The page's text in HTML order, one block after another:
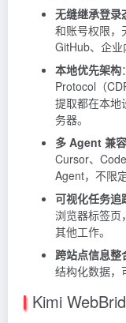
无缝继承登录
和账号权限，
GitHub、企业
本地优先架构
Protocol（
提取都在本地
务器。
多 Agent 兼容
Cursor、
Agent，不限
可视化任务追
浏览器标签页
其他工作。
跨站点信息整
结构化数据，
Kimi